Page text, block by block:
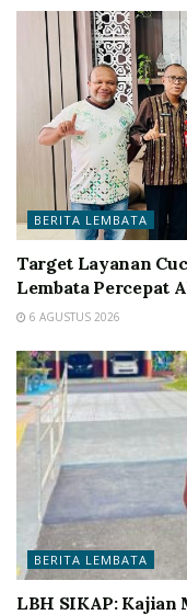
BERITA LEMBATA
Target Layanan
Lembata Percepat
6 AGUSTUS 2026
BERITA LEMBATA
LBH SIKAP: Kajian